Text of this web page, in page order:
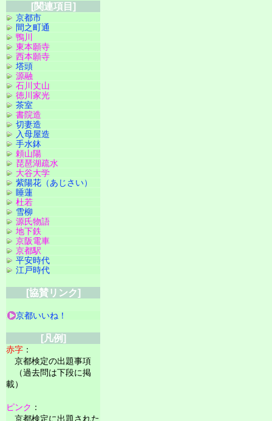
[関連項目]
京都市
間之町通
鴨川
東本願寺
西本願寺
塔頭
源融
石川丈山
徳川家光
茶室
書院造
切妻造
入母屋造
手水鉢
頼山陽
琵琶湖疏水
大谷大学
紫陽花（あじさい）
睡蓮
杜若
雪柳
源氏物語
地下鉄
京阪電車
京都駅
平安時代
江戸時代
[協賛リンク]
京都いいね！
[凡例]
赤字 ：
京都検定の出題事項
（過去問は下段に掲
載）
ピンク ：
京都検定に出題された